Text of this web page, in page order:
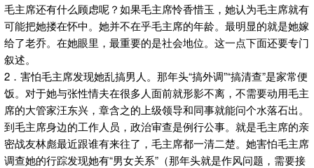
毛主席还有什么顾虑呢？如果毛主席怜香惜玉，她认为毛主席就有
可能把她搂在怀中。她并不在乎毛主席的年龄。最明显的就是她嫁
给了老乔。在她眼里，最重要的是社会地位。这一点下面还要专门
叙述。
2．害怕毛主席发现她乱搞男人。那年头“搞外调”“搞清查”是家常便
饭。对于她与张性情夫在很多人面前就形影不离，不需要动用毛主
席的大管家汪东兴，章含之的上级领导和同事就能问个水落石出。
到毛主席身边的工作人员，政治审查是例行公事。就是毛主席的亲
密战友林彪最近跟谁有来往了，毛主席都一清二楚。她害怕毛主席
调查她的行踪发现她有“男女关系”（那年头就是作风问题，需要接